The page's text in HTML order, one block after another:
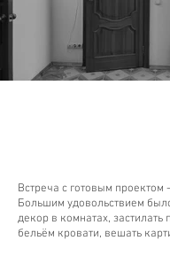
Встреча с готовым проектом
Большим удовольствием
декор в комнатах, застилать
бельём кровати, вешать